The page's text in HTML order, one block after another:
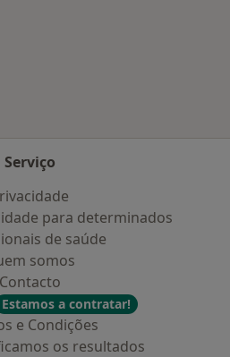
Serviço
para determinados
de saúde
somos
Contacto
Estamos a contratar!
e Condições
os resultados